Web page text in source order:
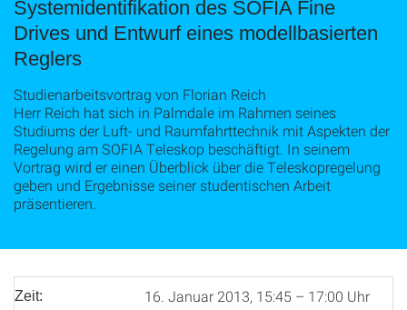
Systemidentifikation des SOFIA Fine
Drives und Entwurf eines modellbasierten
Reglers
Studienarbeitsvortrag von Florian Reich
Herr Reich hat sich in Palmdale im Rahmen seines
Studiums der Luft- und Raumfahrttechnik mit Aspekten der
Regelung am SOFIA Teleskop beschäftigt. In seinem
Vortrag wird er einen Überblick über die Teleskopregelung
geben und Ergebnisse seiner studentischen Arbeit
präsentieren.
Zeit: 16. Januar 2013, 15:45 – 17:00 Uhr